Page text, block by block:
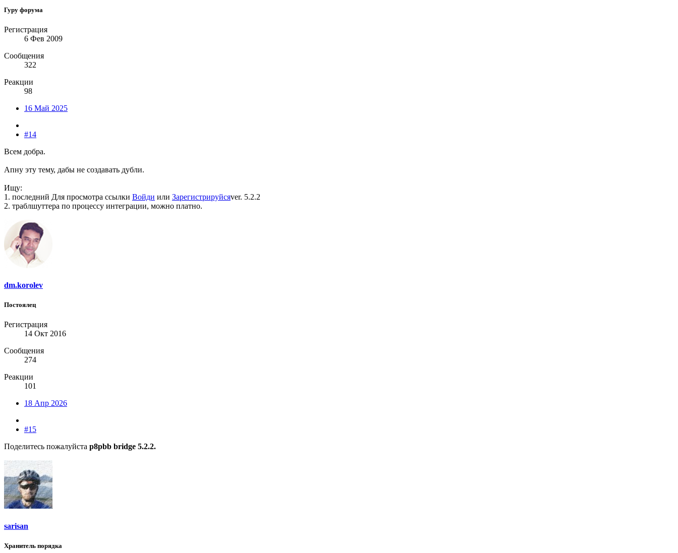
Гуру форума
Регистрация
6 Фев 2009
Сообщения
322
Реакции
98
16 Май 2025
#14
Всем добра.
Апну эту тему, дабы не создавать дубли.
Ищу:
1. последний Для просмотра ссылки Войди или Зарегистрируйсяver. 5.2.2
2. траблшуттера по процессу интеграции, можно платно.
dm.korolev
Постоялец
Регистрация
14 Окт 2016
Сообщения
274
Реакции
101
18 Апр 2026
#15
Поделитесь пожалуйста p8pbb bridge 5.2.2.
sarisan
Хранитель порядка